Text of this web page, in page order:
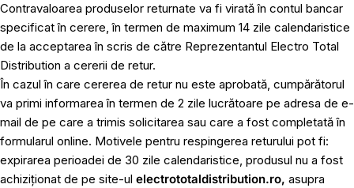
Contravaloarea produselor returnate va fi virată în contul bancar
specificat în cerere, în termen de maximum 14 zile calendaristice
de la acceptarea în scris de către Reprezentantul Electro Total
Distribution a cererii de retur.
În cazul în care cererea de retur nu este aprobată, cumpărătorul
va primi informarea în termen de 2 zile lucrătoare pe adresa de e-
mail de pe care a trimis solicitarea sau care a fost completată în
formularul online. Motivele pentru respingerea returului pot fi:
expirarea perioadei de 30 zile calendaristice, produsul nu a fost
achiziționat de pe site-ul electrototaldistribution.ro, asupra